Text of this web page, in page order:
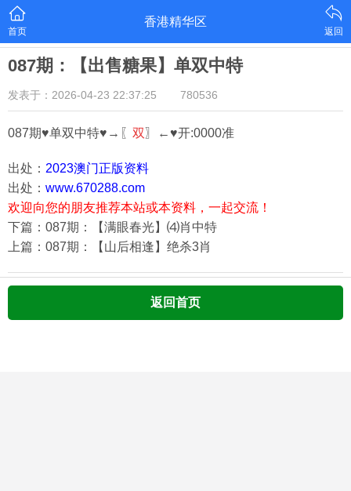
首页
香港精华区
返回
087期：【出售糖果】单双中特
发表于：2026-04-23 22:37:25 780536
087期♥单双中特♥→〖 双〗←♥开:0000准
出处： 2023澳门正版资料
出处： www.670288.com
欢迎向您的朋友推荐本站或本资料，一起交流！
下篇：087期：【满眼春光】⑷肖中特
上篇：087期：【山后相逢】绝杀3肖
返回首页